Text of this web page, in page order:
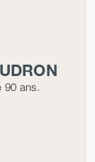
90 ans.